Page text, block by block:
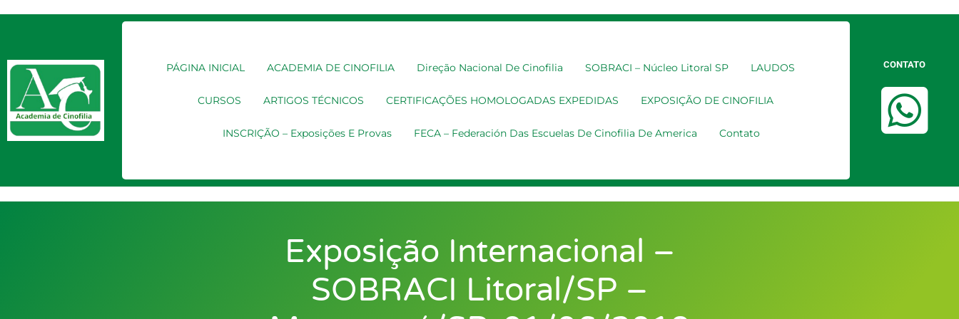
PÁGINA INICIAL ACADEMIA DE CINOFILIA Direção Nacional De Cinofilia SOBRACI – Núcleo Litoral SP LAUDOS
CURSOS ARTIGOS TÉCNICOS CERTIFICAÇÕES HOMOLOGADAS EXPEDIDAS EXPOSIÇÃO DE CINOFILIA
INSCRIÇÃO – Exposições E Provas FECA – Federación Das Escuelas De Cinofilia De America Contato
CONTATO
Exposição Internacional –
SOBRACI Litoral/SP –